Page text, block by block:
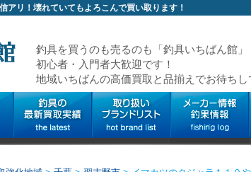
アリ！壊れていてもよろこんで買い取ります！
釣具を買うのも売るのも「釣具いちばん館」
初心者・入門者大歓迎です！
地域いちばんの高価買取と品揃えでお待ちし